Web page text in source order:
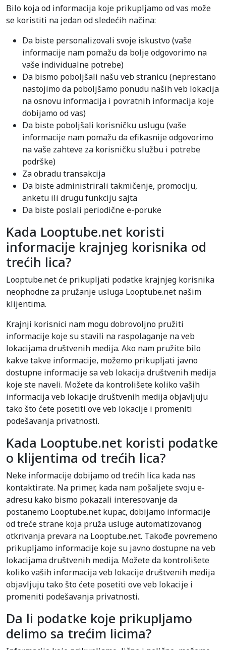
Bilo koja od informacija koje prikupljamo od vas može
se koristiti na jedan od sledećih načina:
Da biste personalizovali svoje iskustvo (vaše
informacije nam pomažu da bolje odgovorimo na
vaše individualne potrebe)
Da bismo poboljšali našu veb stranicu (neprestano
nastojimo da poboljšamo ponudu naših veb lokacija
na osnovu informacija i povratnih informacija koje
dobijamo od vas)
Da biste poboljšali korisničku uslugu (vaše
informacije nam pomažu da efikasnije odgovorimo
na vaše zahteve za korisničku službu i potrebe
podrške)
Za obradu transakcija
Da biste administrirali takmičenje, promociju,
anketu ili drugu funkciju sajta
Da biste poslali periodične e-poruke
Kada Looptube.net koristi
informacije krajnjeg korisnika od
trećih lica?
Looptube.net će prikupljati podatke krajnjeg korisnika
neophodne za pružanje usluga Looptube.net našim
klijentima.
Krajnji korisnici nam mogu dobrovoljno pružiti
informacije koje su stavili na raspolaganje na veb
lokacijama društvenih medija. Ako nam pružite bilo
kakve takve informacije, možemo prikupljati javno
dostupne informacije sa veb lokacija društvenih medija
koje ste naveli. Možete da kontrolišete koliko vaših
informacija veb lokacije društvenih medija objavljuju
tako što ćete posetiti ove veb lokacije i promeniti
podešavanja privatnosti.
Kada Looptube.net koristi podatke
o klijentima od trećih lica?
Neke informacije dobijamo od trećih lica kada nas
kontaktirate. Na primer, kada nam pošaljete svoju e-
adresu kako bismo pokazali interesovanje da
postanemo Looptube.net kupac, dobijamo informacije
od treće strane koja pruža usluge automatizovanog
otkrivanja prevara na Looptube.net. Takođe povremeno
prikupljamo informacije koje su javno dostupne na veb
lokacijama društvenih medija. Možete da kontrolišete
koliko vaših informacija veb lokacije društvenih medija
objavljuju tako što ćete posetiti ove veb lokacije i
promeniti podešavanja privatnosti.
Da li podatke koje prikupljamo
delimo sa trećim licima?